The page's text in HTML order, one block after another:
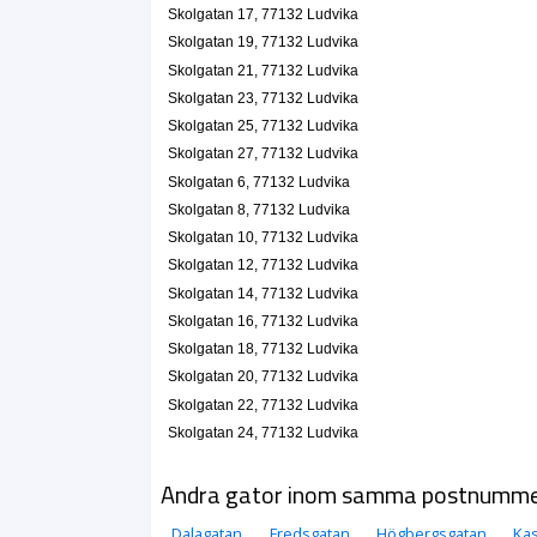
Skolgatan 17, 77132 Ludvika
Skolgatan 19, 77132 Ludvika
Skolgatan 21, 77132 Ludvika
Skolgatan 23, 77132 Ludvika
Skolgatan 25, 77132 Ludvika
Skolgatan 27, 77132 Ludvika
Skolgatan 6, 77132 Ludvika
Skolgatan 8, 77132 Ludvika
Skolgatan 10, 77132 Ludvika
Skolgatan 12, 77132 Ludvika
Skolgatan 14, 77132 Ludvika
Skolgatan 16, 77132 Ludvika
Skolgatan 18, 77132 Ludvika
Skolgatan 20, 77132 Ludvika
Skolgatan 22, 77132 Ludvika
Skolgatan 24, 77132 Ludvika
Andra gator inom samma